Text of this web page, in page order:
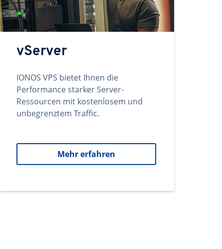
vServer
IONOS VPS bietet Ihnen die
Performance starker Server-
Ressourcen mit kostenlosem und
unbegrenztem Traffic.
Mehr erfahren